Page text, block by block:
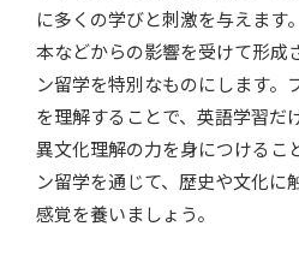
に多くの学びと刺激を与えます
本などからの影響を受けて形成
ン留学を特別なものにします。
を理解することで、英語学習だ
異文化理解の力を身につけるこ
ン留学を通じて、歴史や文化に
感覚を養いましょう。